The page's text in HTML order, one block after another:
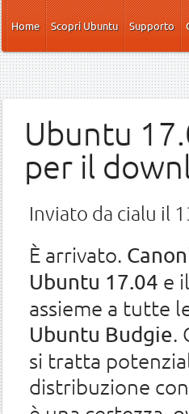
Salta al contenuto principale
Home
Scopri Ubuntu Supporto
Ubuntu
per il
Inviato da cialu il
È arrivato.
Ubuntu 17.04 e
assieme a tutte
Ubuntu Budgie.
si tratta
distribuzione con